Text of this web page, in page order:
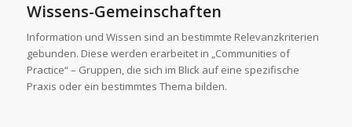
Wissens-Gemeinschaften
Information und Wissen sind an bestimmte Relevanzkriterien
gebunden. Diese werden erarbeitet in „Communities of
Practice“ – Gruppen, die sich im Blick auf eine spezifische
Praxis oder ein bestimmtes Thema bilden.